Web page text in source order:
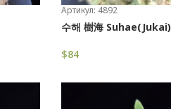
Артикул: 4892
수해 樹海 Suhae(Jukai)
$84